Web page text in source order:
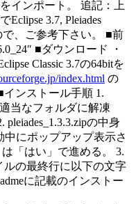
インポート。 追記：上
3.7, Pleiades
、ご参考下さい。 ■前
■ダウンロード ・
Classic 3.7の64bitを
index.html の
インストール手順 1.
当なフォルダに解凍
の中身
にポップアップ表示さ
「はい」で進める。 3.
ルの最終行に以下の文字
に記載のインストー